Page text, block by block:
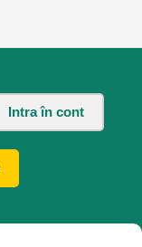
Intra în cont